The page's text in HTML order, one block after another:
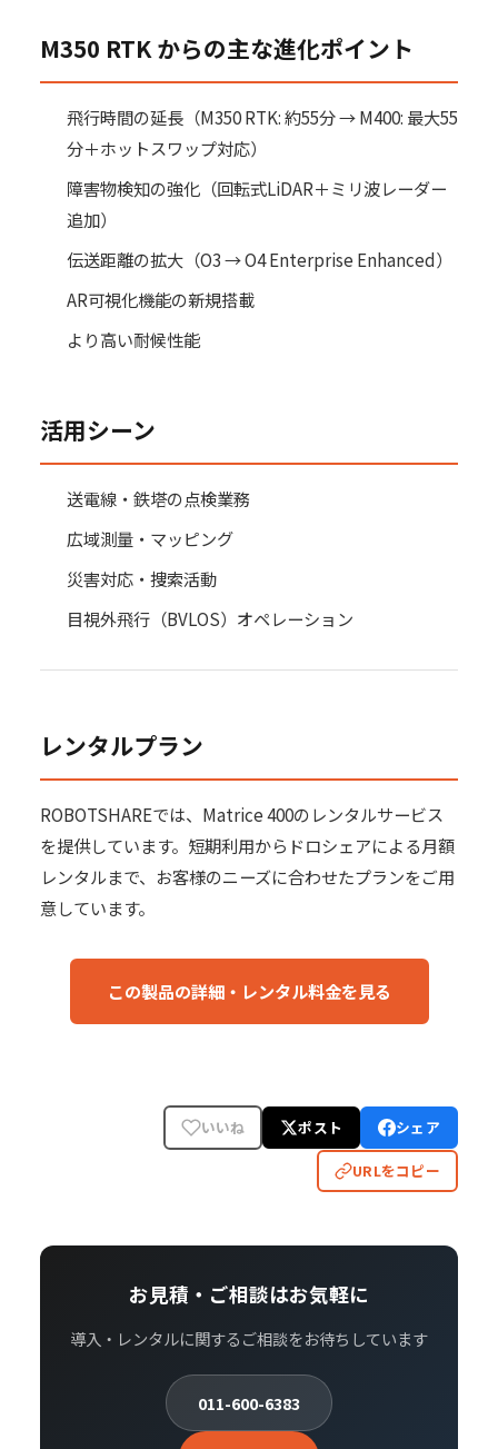
M350 RTK からの主な進化ポイント
飛行時間の延長（M350 RTK: 約55分 → M400: 最大55
分＋ホットスワップ対応）
障害物検知の強化（回転式LiDAR＋ミリ波レーダー
追加）
伝送距離の拡大（O3 → O4 Enterprise Enhanced）
AR可視化機能の新規搭載
より高い耐候性能
活用シーン
送電線・鉄塔の点検業務
広域測量・マッピング
災害対応・捜索活動
目視外飛行（BVLOS）オペレーション
レンタルプラン
ROBOTSHAREでは、Matrice 400のレンタルサービス
を提供しています。短期利用からドロシェアによる月額
レンタルまで、お客様のニーズに合わせたプランをご用
意しています。
この製品の詳細・レンタル料金を見る
いいね ポスト シェア
URLをコピー
お見積・ご相談はお気軽に
導入・レンタルに関するご相談をお待ちしています
011-600-6383